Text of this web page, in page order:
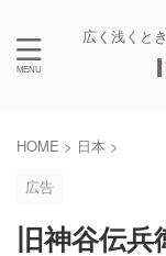
広く浅くと
HOME > 日本 >
広告
旧神谷伝